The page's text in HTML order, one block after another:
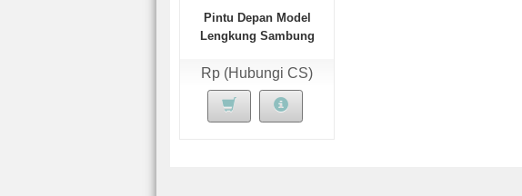
Pintu Depan Model
Lengkung Sambung
Rp (Hubungi CS)